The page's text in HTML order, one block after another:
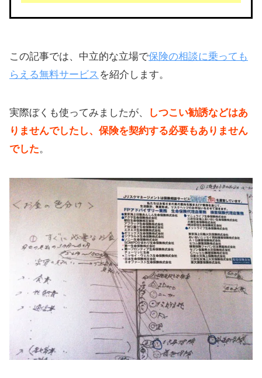
この記事では、中立的な立場で保険の相談に乗っても
らえる無料サービス を紹介します。
実際ぼくも使ってみましたが、
しつこい勧誘などはあ
りませんでしたし、保険を契約する必要もありません
でした。